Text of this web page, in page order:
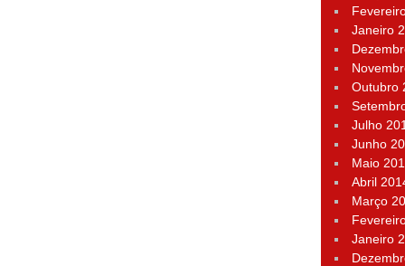
Janeiro
Outubro
Julho
Junho
Maio
Abril
Março
Janeiro